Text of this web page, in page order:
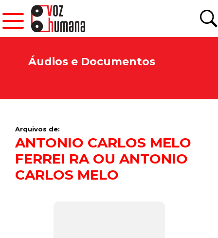
Áudios e Documentos
Arquivos de:
ANTONIO CARLOS MELO
FERREI RA OU ANTONIO
CARLOS MELO